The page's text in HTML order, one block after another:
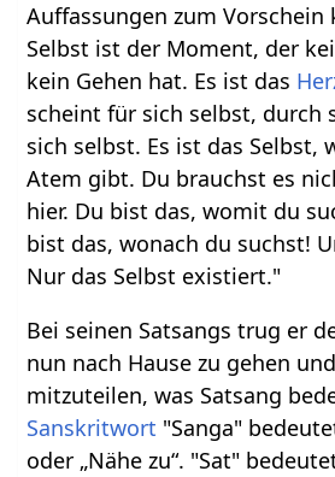
Auffassungen zum Vorschein
Selbst ist der Moment, der
kein Gehen hat. Es ist das
scheint für sich selbst, durch
sich selbst. Es ist das Selbst,
Atem gibt. Du brauchst es
hier. Du bist das, womit du
bist das, wonach du suchst!
Nur das Selbst existiert."
Bei seinen Satsangs trug er
nun nach Hause zu gehen
mitzuteilen, was Satsang
Sanskritwort "Sanga"
oder „Nähe zu“. "Sat"